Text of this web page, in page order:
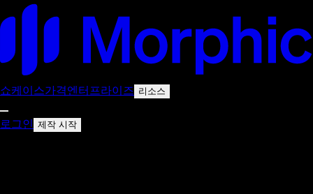
쇼케이스가격엔터프라이즈 리소스
로그인 제작 시작